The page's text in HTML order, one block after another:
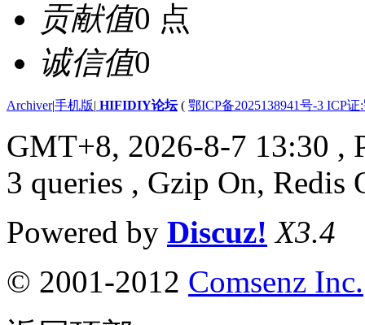
贡献值0 点
诚信值0
Archiver|手机版| HIFIDIY论坛( 鄂ICP备2025138941号-3 ICP
GMT+8, 2026-8-7 13:30 ,
3 queries , Gzip On, Redis
Powered by Discuz! X3.4
© 2001-2012 Comsenz Inc.